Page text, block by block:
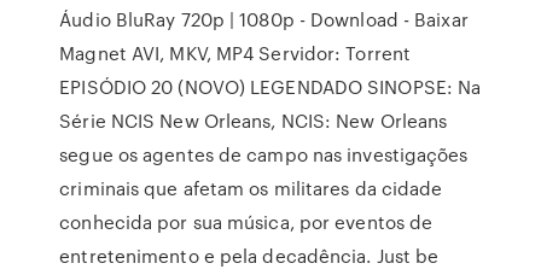
Áudio BluRay 720p | 1080p - Download - Baixar
Magnet AVI, MKV, MP4 Servidor: Torrent
EPISÓDIO 20 (NOVO) LEGENDADO SINOPSE: Na
Série NCIS New Orleans, NCIS: New Orleans
segue os agentes de campo nas investigações
criminais que afetam os militares da cidade
conhecida por sua música, por eventos de
entretenimento e pela decadência. Just be